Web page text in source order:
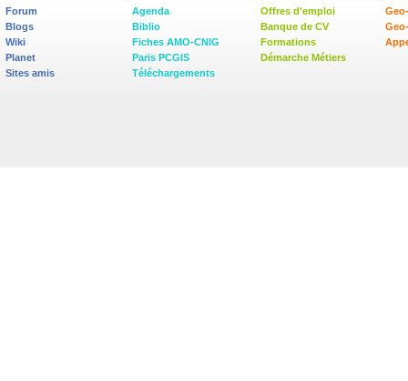
Forum
Blogs
Wiki
Planet
Sites amis
Agenda
Biblio
Fiches AMO-CNIG
Paris PCGIS
Téléchargements
Offres d'emploi
Banque de CV
Formations
Démarche Métiers